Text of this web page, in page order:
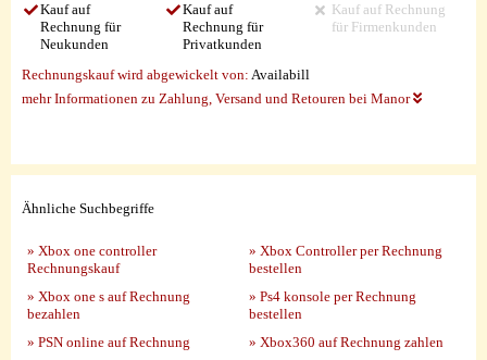
Kauf auf
Rechnung für
Neukunden
Kauf auf
Rechnung für
Privatkunden
Kauf auf Rechnung
für Firmenkunden
Rechnungskauf wird abgewickelt von: Availabill
mehr Informationen zu Zahlung, Versand und Retouren bei Manor
Ähnliche Suchbegriffe
» Xbox one controller
Rechnungskauf
» Xbox one s auf Rechnung
bezahlen
» PSN online auf Rechnung
» Xbox Controller per Rechnung
bestellen
» Ps4 konsole per Rechnung
bestellen
» Xbox360 auf Rechnung zahlen